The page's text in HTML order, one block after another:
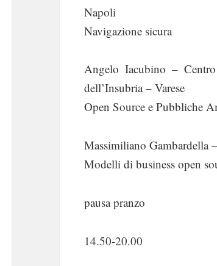
Napoli
Navigazione sicura
Angelo Iacubino –
dell’Insubria – Varese
Open Source e Pubbliche
Massimiliano Gambardella
Modelli di business open
pausa pranzo
14.50-20.00